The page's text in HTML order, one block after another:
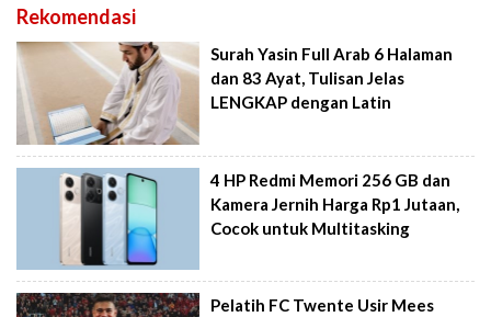
Rekomendasi
Surah Yasin Full Arab 6 Halaman
dan 83 Ayat, Tulisan Jelas
LENGKAP dengan Latin
4 HP Redmi Memori 256 GB dan
Kamera Jernih Harga Rp1 Jutaan,
Cocok untuk Multitasking
Pelatih FC Twente Usir Mees